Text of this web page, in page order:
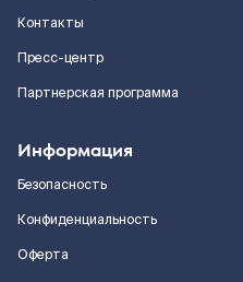
Контакты
Пресс-центр
Партнерская программа
Информация
Безопасность
Конфиденциальность
Оферта